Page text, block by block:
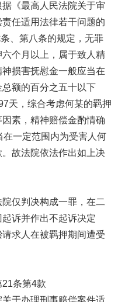
《最高人民法院关于审
任适用法律若干问题的
、第八条的规定，无罪
个月以上，属于致人精
损害抚慰金一般应当在
额的百分之五十以下
天，综合考虑何某的羁押
素，精神赔偿金酌情确
一定范围内为受害人何
故法院依法作出如上决
仅判决构成一罪，在二
诉并作出不起诉决定
求人在被羁押期间遭受
21条第4款
关于办理刑事赔偿案件适